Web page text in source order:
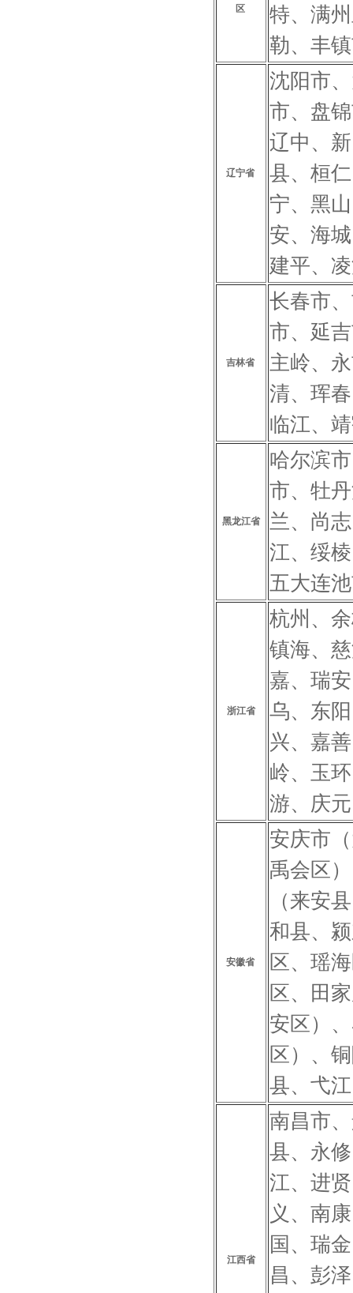
区
特、满
勒、丰
辽宁省
沈阳市
市、盘
辽中、
县、桓
宁、黑
安、海
建平、
吉林省
长春市
市、延
主岭、
清、珲
临江、
黑龙江省
哈尔滨
市、牡
兰、尚
江、绥
五大连
浙江省
杭州、
镇海、
嘉、瑞
乌、东
兴、嘉
岭、玉
游、庆
安徽省
安庆市
禹会区
（来安
和县、
区、瑶
区、田
安区）
区）、
县、弋
江西省
南昌市
县、永
江、进
义、南
国、瑞
昌、彭